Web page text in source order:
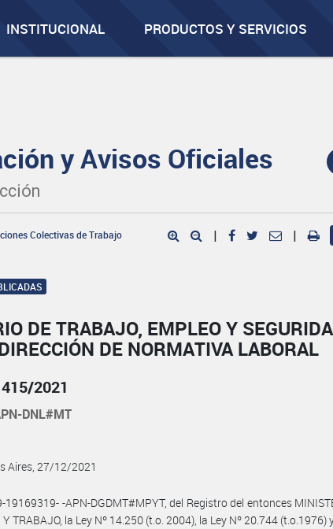
INSTITUCIONAL PRODUCTOS Y SERVICIOS
y Avisos Oficiales
Colectivas de Trabajo
| |
DE TRABAJO, EMPLEO Y
DE NORMATIVA LABORAL
2021
DNL#MT
Aires, 27/12/2021
19169319- -APN-DGDMT#MPYT, del Registro del entonces
Y TRABAJO, la Ley Nº 14.250 (t.o. 2004), la Ley Nº 20.744 (t.o.1976)